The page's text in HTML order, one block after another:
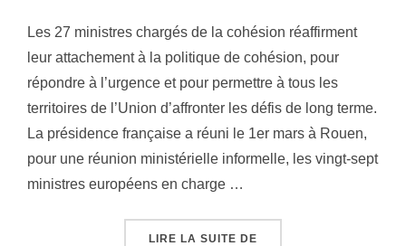
Les 27 ministres chargés de la cohésion réaffirment
leur attachement à la politique de cohésion, pour
répondre à l’urgence et pour permettre à tous les
territoires de l’Union d’affronter les défis de long terme.
La présidence française a réuni le 1er mars à Rouen,
pour une réunion ministérielle informelle, les vingt-sept
ministres européens en charge …
LIRE LA SUITE DE